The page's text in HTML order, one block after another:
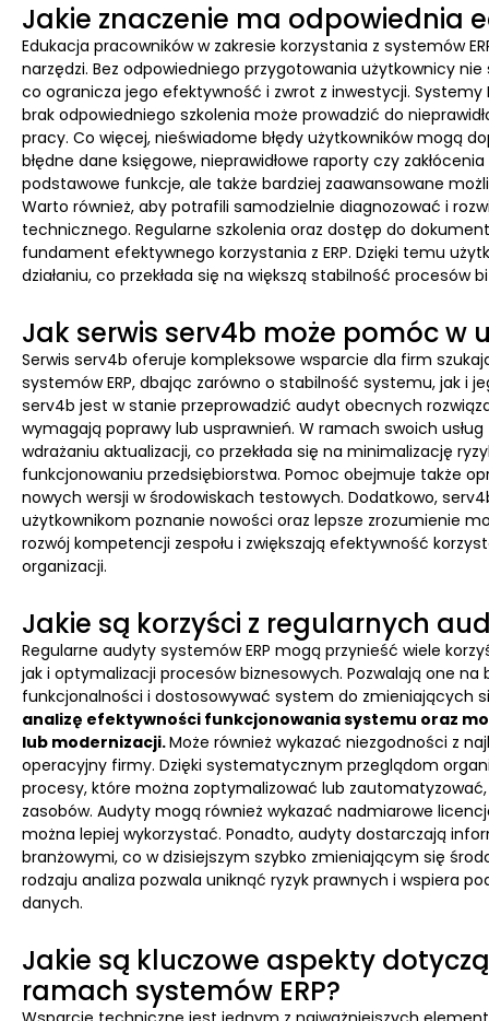
Jakie znaczenie ma odpowiednia
Edukacja pracowników w zakresie korzystania z systemów
narzędzi. Bez odpowiedniego przygotowania użytkownicy
co ogranicza jego efektywność i zwrot z inwestycji.
brak odpowiedniego szkolenia może prowadzić do
pracy. Co więcej, nieświadome błędy użytkowników mogą
błędne dane księgowe, nieprawidłowe raporty czy
podstawowe funkcje, ale także bardziej zaawansowane
Warto również, aby potrafili samodzielnie diagnozować i
technicznego. Regularne szkolenia oraz dostęp do
fundament efektywnego korzystania z ERP. Dzięki temu
działaniu, co przekłada się na większą stabilność procesów
Jak serwis serv4b może pomóc w
Serwis serv4b oferuje kompleksowe wsparcie dla firm
systemów ERP, dbając zarówno o stabilność systemu, jak i
serv4b jest w stanie przeprowadzić audyt obecnych
wymagają poprawy lub usprawnień. W ramach swoich
wdrażaniu aktualizacji, co przekłada się na minimalizację
funkcjonowaniu przedsiębiorstwa. Pomoc obejmuje także
nowych wersji w środowiskach testowych. Dodatkowo,
użytkownikom poznanie nowości oraz lepsze zrozumienie
rozwój kompetencji zespołu i zwiększają efektywność
organizacji.
Jakie są korzyści z regularnych
Regularne audyty systemów ERP mogą przynieść wiele
jak i optymalizacji procesów biznesowych. Pozwalają one
funkcjonalności i dostosowywać system do zmieniających
analizę efektywności funkcjonowania systemu oraz
lub modernizacji.Może również wykazać niezgodności z
operacyjny firmy. Dzięki systematycznym przeglądom
procesy, które można zoptymalizować lub
zasobów. Audyty mogą również wykazać nadmiarowe
można lepiej wykorzystać. Ponadto, audyty dostarczają
branżowymi, co w dzisiejszym szybko zmieniającym się
rodzaju analiza pozwala uniknąć ryzyk prawnych i wspiera
danych.
Jakie są kluczowe aspekty
ramach systemów ERP?